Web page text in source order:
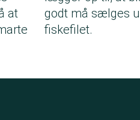
at
godt må sælges
fiskefilet.